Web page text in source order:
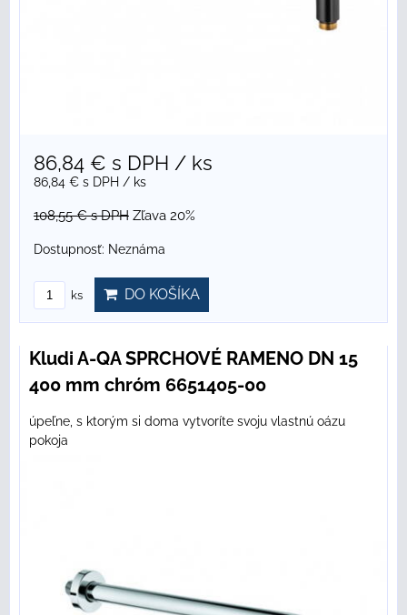
86,84 € s DPH / ks
86,84 € s DPH / ks
108,55 €s DPH Zľava 20%
Dostupnosť: Neznáma
ks DO KOŠÍKA
Kludi A-QA SPRCHOVÉ RAMENO DN 15
400 mm chróm 6651405-00
úpeľne, s ktorým si doma vytvoríte svoju vlastnú oázu
pokoja